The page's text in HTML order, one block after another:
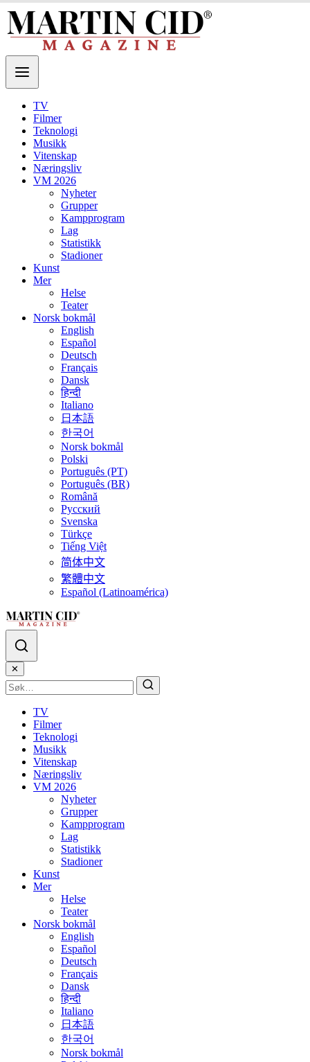
TV
Filmer
Teknologi
Musikk
Vitenskap
Næringsliv
VM 2026
Nyheter
Grupper
Kampprogram
Lag
Statistikk
Stadioner
Kunst
Mer
Helse
Teater
Norsk bokmål
English
Español
Deutsch
Français
Dansk
हिन्दी
Italiano
日本語
한국어
Norsk bokmål
Polski
Português (PT)
Português (BR)
Română
Русский
Svenska
Türkçe
Tiếng Việt
简体中文
繁體中文
Español (Latinoamérica)
✕
TV
Filmer
Teknologi
Musikk
Vitenskap
Næringsliv
VM 2026
Nyheter
Grupper
Kampprogram
Lag
Statistikk
Stadioner
Kunst
Mer
Helse
Teater
Norsk bokmål
English
Español
Deutsch
Français
Dansk
हिन्दी
Italiano
日本語
한국어
Norsk bokmål